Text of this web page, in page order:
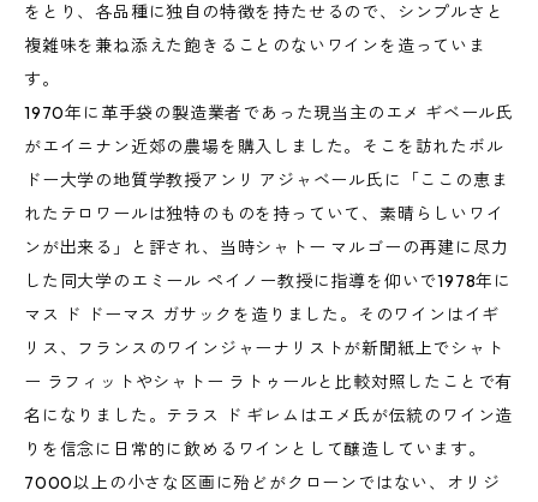
をとり、各品種に独自の特徴を持たせるので、シンプルさと
複雑味を兼ね添えた飽きることのないワインを造っていま
す。
1970年に革手袋の製造業者であった現当主のエメ ギベール氏
がエイニナン近郊の農場を購入しました。そこを訪れたボル
ドー大学の地質学教授アンリ アジャベール氏に「ここの恵ま
れたテロワールは独特のものを持っていて、素晴らしいワイ
ンが出来る」と評され、当時シャトー マルゴーの再建に尽力
した同大学のエミール ペイノー教授に指導を仰いで1978年に
マス ド ドーマス ガサックを造りました。そのワインはイギ
リス、フランスのワインジャーナリストが新聞紙上でシャト
ー ラフィットやシャトー ラトゥールと比較対照したことで有
名になりました。テラス ド ギレムはエメ氏が伝統のワイン造
りを信念に日常的に飲めるワインとして醸造しています。
7000以上の小さな区画に殆どがクローンではない、オリジ